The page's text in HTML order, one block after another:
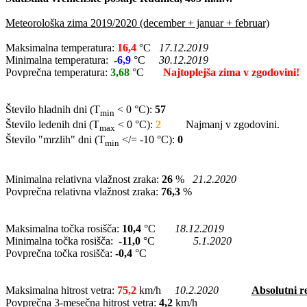
Meteorološka zima 2019/2020 (december + januar + februar)
Maksimalna temperatura: 16,4 °C
17.12.2019
Minimalna temperatura: -6,9 °C 30.12.2019
Povprečna temperatura: 3,68 °C Najtoplejša zima v zgodovini!
Število hladnih dni (Tmin < 0 °C): 57
Število ledenih dni (Tmax < 0 °C): 2 Najmanj v zgodovini.
Število "mrzlih" dni (Tmin </= -10 °C): 0
Minimalna relativna vlažnost zraka: 26 % 21.2.2020
Povprečna relativna vlažnost zraka: 76,3 %
Maksimalna točka rosišča: 10,4 °C
18.12.2019
Minimalna točka rosišča: -11,0 °C 5.1.2020
Povprečna točka rosišča: -0,4 °C
Maksimalna hitrost vetra: 75,2 km/h 10.2.2020
Absolutni
Povprečna 3-mesečna hitrost vetra: 4,2 km/h